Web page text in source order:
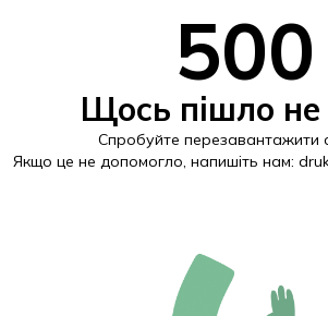
500
Щось пішло не
Спробуйте перезавантажити
Якщо це не допомогло, напишіть нам: